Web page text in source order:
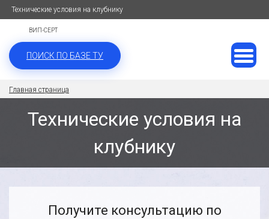
Технические условия на клубнику
ВИП-СЕРТ
ПОИСК ПО БАЗЕ ТУ
Главная страница
Технические условия на
клубнику
Получите консультацию по